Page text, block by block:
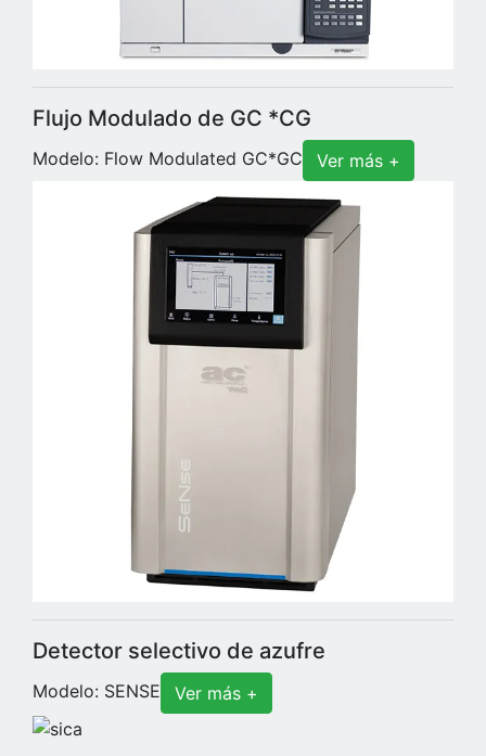
Flujo Modulado de GC *CG
Modelo: Flow Modulated GC*GC Ver más +
Detector selectivo de azufre
Modelo: SENSE Ver más +